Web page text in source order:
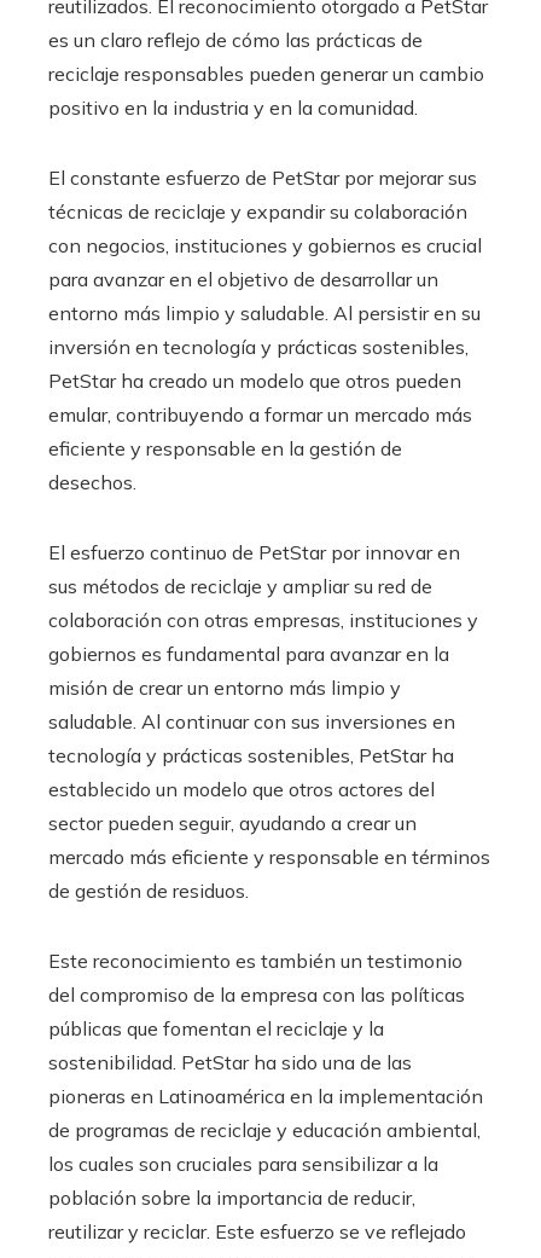
reutilizados. El reconocimiento otorgado a PetStar
es un claro reflejo de cómo las prácticas de
reciclaje responsables pueden generar un cambio
positivo en la industria y en la comunidad.
El constante esfuerzo de PetStar por mejorar sus
técnicas de reciclaje y expandir su colaboración
con negocios, instituciones y gobiernos es crucial
para avanzar en el objetivo de desarrollar un
entorno más limpio y saludable. Al persistir en su
inversión en tecnología y prácticas sostenibles,
PetStar ha creado un modelo que otros pueden
emular, contribuyendo a formar un mercado más
eficiente y responsable en la gestión de
desechos.
El esfuerzo continuo de PetStar por innovar en
sus métodos de reciclaje y ampliar su red de
colaboración con otras empresas, instituciones y
gobiernos es fundamental para avanzar en la
misión de crear un entorno más limpio y
saludable. Al continuar con sus inversiones en
tecnología y prácticas sostenibles, PetStar ha
establecido un modelo que otros actores del
sector pueden seguir, ayudando a crear un
mercado más eficiente y responsable en términos
de gestión de residuos.
Este reconocimiento es también un testimonio
del compromiso de la empresa con las políticas
públicas que fomentan el reciclaje y la
sostenibilidad. PetStar ha sido una de las
pioneras en Latinoamérica en la implementación
de programas de reciclaje y educación ambiental,
los cuales son cruciales para sensibilizar a la
población sobre la importancia de reducir,
reutilizar y reciclar. Este esfuerzo se ve reflejado